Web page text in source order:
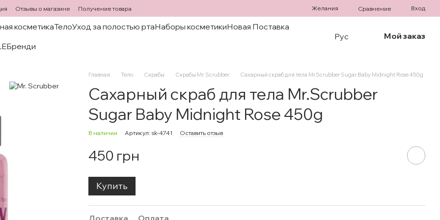
Отзывы о магазине Получение товара Желания Сравнение Вход
косметикаТелоУход за полостью ртаНаборы косметикиНовая Поставка
Бренди
Рус Мой заказ
Главная Тело Скрабы Скрабы Mr. Scrubber Сахарный скраб для тела Mr.Scrubber Sugar Baby Midnight Rose 450g
Сахарный скраб для тела Mr.Scrubber
Sugar Baby Midnight Rose 450g
В наличии Артикул: sk-4741 Оставить отзыв
450 грн
Купить
Доставка Оплата